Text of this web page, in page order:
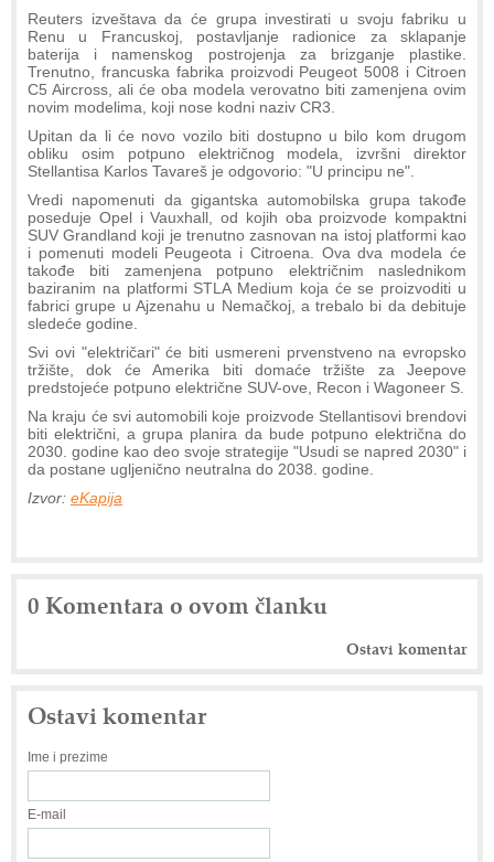
Reuters izveštava da će grupa investirati u svoju fabriku u
Renu u Francuskoj, postavljanje radionice za sklapanje
baterija i namenskog postrojenja za brizganje plastike.
Trenutno, francuska fabrika proizvodi Peugeot 5008 i Citroen
C5 Aircross, ali će oba modela verovatno biti zamenjena ovim
novim modelima, koji nose kodni naziv CR3.
Upitan da li će novo vozilo biti dostupno u bilo kom drugom
obliku osim potpuno električnog modela, izvršni direktor
Stellantisa Karlos Tavareš je odgovorio: "U principu ne".
Vredi napomenuti da gigantska automobilska grupa takođe
poseduje Opel i Vauxhall, od kojih oba proizvode kompaktni
SUV Grandland koji je trenutno zasnovan na istoj platformi kao
i pomenuti modeli Peugeota i Citroena. Ova dva modela će
takođe biti zamenjena potpuno električnim naslednikom
baziranim na platformi STLA Medium koja će se proizvoditi u
fabrici grupe u Ajzenahu u Nemačkoj, a trebalo bi da debituje
sledeće godine.
Svi ovi "električari" će biti usmereni prvenstveno na evropsko
tržište, dok će Amerika biti domaće tržište za Jeepove
predstojeće potpuno električne SUV-ove, Recon i Wagoneer S.
Na kraju će svi automobili koje proizvode Stellantisovi brendovi
biti električni, a grupa planira da bude potpuno električna do
2030. godine kao deo svoje strategije "Usudi se napred 2030" i
da postane ugljenično neutralna do 2038. godine.
Izvor: eKapija
0 Komentara o ovom članku
Ostavi komentar
Ostavi komentar
Ime i prezime
E-mail